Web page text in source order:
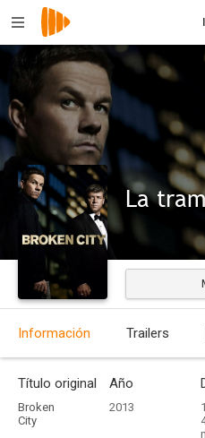
La
Información Trailers
Título original
Broken
City
Año
2013